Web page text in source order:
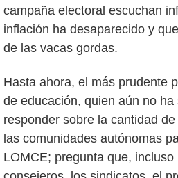
campaña electoral escuchan
inflación ha desaparecido y
de las vacas gordas.
Hasta ahora, el más prudente
de educación, quien aún no ha
responder sobre la cantidad
las comunidades autónomas
LOMCE; pregunta que, incluso